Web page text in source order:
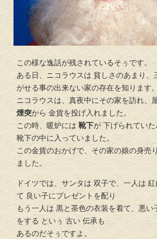
この様な逸話が残されているそぅです。
ある日、ニコラウスは 貧しさのあまり、
がせる事の出来ない家の存在を知ります。
ニコラウスは、真夜中にその家を訪れ、
煙突から 金貨を投げ入れました。
この時、暖炉には 靴下が 下げられていた
靴下の中に入っていました。
この金貨のおかげで、その家の娘の身売
ました。
ドイツでは、サンタは 双子で、一人は
て 良い子にプレゼントを配り
もう一人は 黒と茶色の衣装を着て、悪い
をする といぅ 古い 伝承も
あるのだそぅですよ。